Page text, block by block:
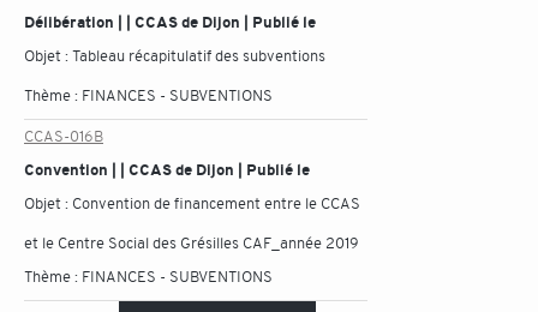
Délibération | | CCAS de Dijon | Publié le
Objet :Tableau récapitulatif des subventions
Thème : FINANCES - SUBVENTIONS
CCAS-016B
Convention | | CCAS de Dijon | Publié le
Objet : Convention de financement entre le CCAS
et le Centre Social des Grésilles CAF_année 2019
Thème : FINANCES - SUBVENTIONS